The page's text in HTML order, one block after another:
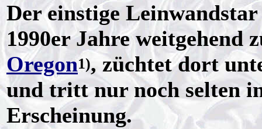
Der einstige
1990er Jahre weitgehend
Oregon1), züchtet dort
und tritt nur noch selten
Erscheinung.